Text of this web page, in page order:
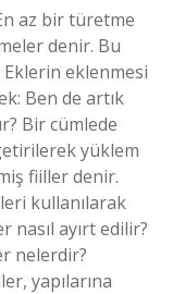
az bir türetme
denir. Bu
eklenmesi
Ben de artık
Bir cümlede
yüklem
fiiller denir.
kullanılarak
ayırt edilir?
nelerdir?
yapılarına